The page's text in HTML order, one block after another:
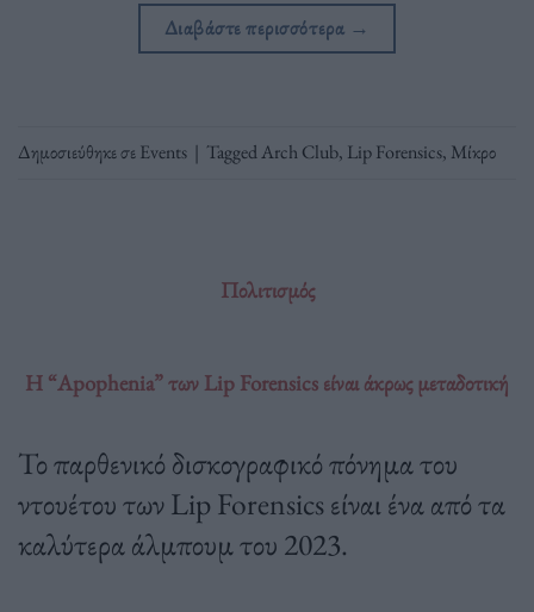
Διαβάστε περισσότερα →
Δημοσιεύθηκε σεEvents | TaggedArch Club, Lip Forensics, Μίκρο
Πολιτισμός
Η “Apophenia” των Lip Forensics είναι άκρως μεταδοτική
Το παρθενικό δισκογραφικό πόνημα του
ντουέτου των Lip Forensics είναι ένα από τα
καλύτερα άλμπουμ του 2023.